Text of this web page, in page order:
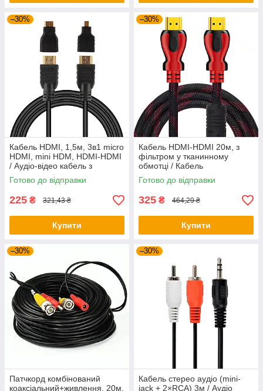
–30%
Кабель HDMI, 1,5м, 3в1 micro
HDMI, mini HDM, HDMI-HDMI
/ Аудіо-відео кабель з
перехідниками / Шнур HDMI
Готово до відправки
225 ₴ 321,43 ₴
Купити
–30%
Кабель HDMI-HDMI 20м, з
фільтром у тканинному
обмотці / Кабель
мультимедійний / Відео
кабель для телевізора
Готово до відправки
325 ₴ 464,29 ₴
Купити
–30%
Патчкорд комбінований
коаксіальний+живлення, 20м,
–30%
Кабель стерео аудіо (mini-
jack + 2×RCA) 3м / Аудіо